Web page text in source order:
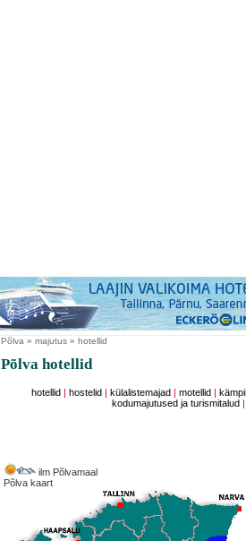
Põlva » majutus » hotellid
Põlva hotellid
hotellid hostelid külalistemajad |motellid
kodumajutused ja turismitalud
ilm Põlvamaal
Põlva kaart